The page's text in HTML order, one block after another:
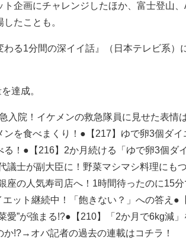
企画にチャレンジしたほか、富士登山、
たことも。
る1分間の深イイ話』（日本テレビ系）
達成。
入院！イケメンの救急隊員に見せた表
ンを食べまくり！●【217】ゆで卵3個ダ
！●【216】2か月続ける「ゆで卵3個ダ
士が副大臣に！野菜マシマシ料理にも
座の人気寿司店へ！1時間待ったのに15
ット継続中！「飽きない？」への答え●
愛”が強まる!?●【210】「2か月で6kg減
!?→オバ記者の過去の連載はコチラ！